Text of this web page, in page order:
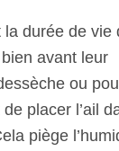
durée de vie
avant leur
ou
placer l’ail
piège